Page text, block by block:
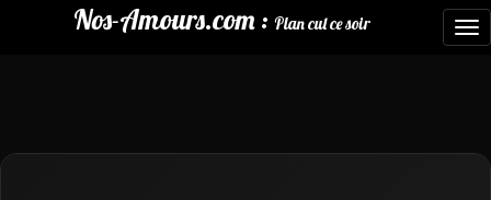
Nos-Amours.com : Plan cul ce soir